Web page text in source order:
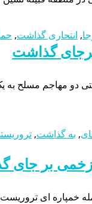
, انتحاری گذاشت,
, به گذاشت,